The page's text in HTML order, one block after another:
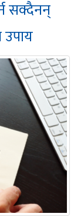
सक्दैनन्
उपाय